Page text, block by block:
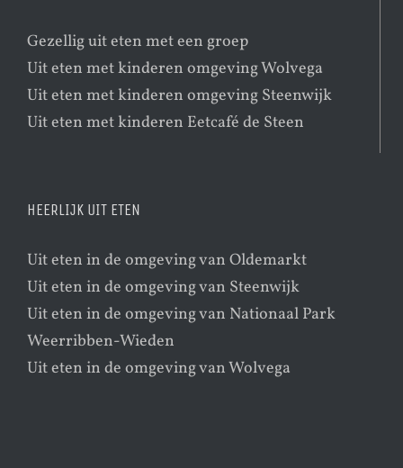
Gezellig uit eten met een groep
Uit eten met kinderen omgeving Wolvega
Uit eten met kinderen omgeving Steenwijk
Uit eten met kinderen Eetcafé de Steen
HEERLIJK UIT ETEN
Uit eten in de omgeving van Oldemarkt
Uit eten in de omgeving van Steenwijk
Uit eten in de omgeving van Nationaal Park
Weerribben-Wieden
Uit eten in de omgeving van Wolvega